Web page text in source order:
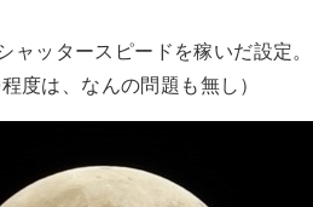
ャッタースピードを稼いだ設定。
度は、なんの問題も無し）